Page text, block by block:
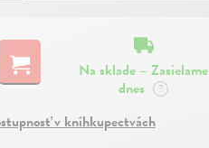
Na sklade – Zasielame
dnes
?
v kníhkupectvách